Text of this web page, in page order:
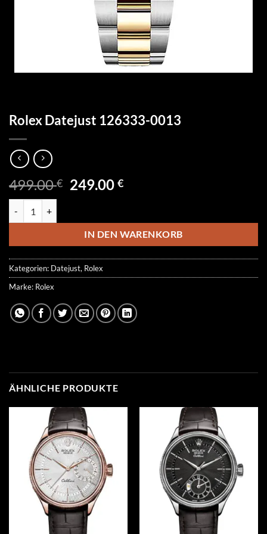
Rolex Datejust 126333-0013
499.00€ Ursprünglicher
499.00 €
249.00€Aktueller
249.00 €.
IN DEN WARENKORB
Kategorien: Datejust, Rolex
Marke: Rolex
ÄHNLICHE PRODUKTE